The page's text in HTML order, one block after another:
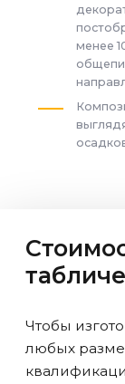
менее
Чтобы
любых